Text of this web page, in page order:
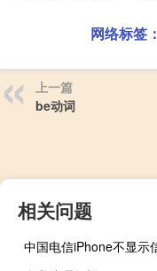
网络标签：
上一篇
be动词
相关问题